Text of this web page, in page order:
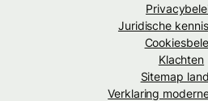
Juridische
Klachten
Sitemap
Verklaring